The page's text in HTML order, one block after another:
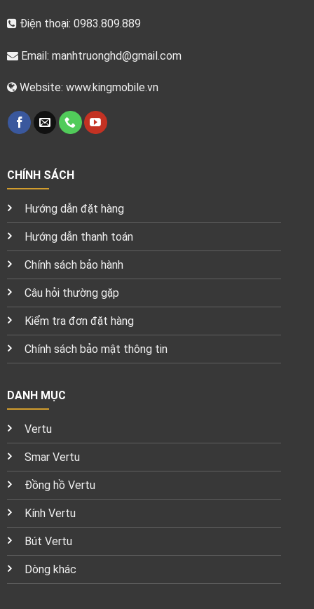
Điện thoại: 0983.809.889
Email: manhtruonghd@gmail.com
Website: www.kingmobile.vn
CHÍNH SÁCH
Hướng dẫn đặt hàng
Hướng dẫn thanh toán
Chính sách bảo hành
Câu hỏi thường gặp
Kiểm tra đơn đặt hàng
Chính sách bảo mật thông tin
DANH MỤC
Vertu
Smar Vertu
Đồng hồ Vertu
Kính Vertu
Bút Vertu
Dòng khác